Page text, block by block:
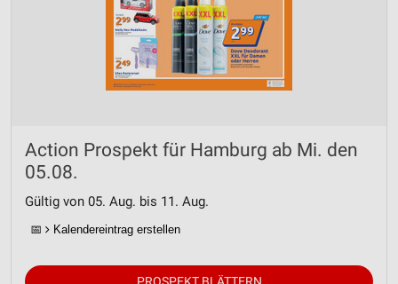
Action Prospekt für Hamburg ab Mi. den
05.08.
Gültig von 05. Aug. bis 11. Aug.
📅 Kalendereintrag erstellen